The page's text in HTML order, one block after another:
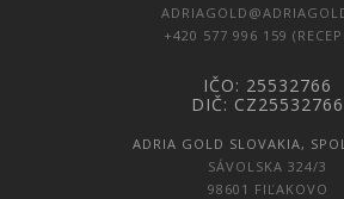
+420 577 996 159
IČO: 25532766
DIČ: CZ25532766
ADRIA GOLD SLOVAKIA,
SÁVOLSKA 324/3
98601 FIĽAKOVO